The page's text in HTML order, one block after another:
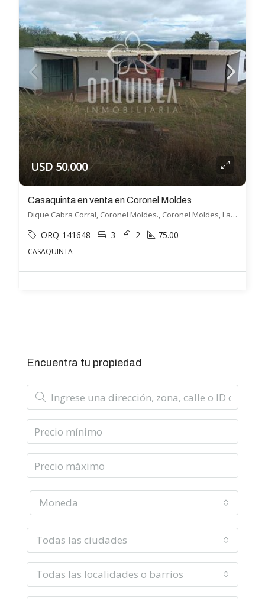
USD 50.000
Casaquinta en venta en Coronel Moldes
Dique Cabra Corral, Coronel Moldes., Coronel Moldes, La Viña
ORQ-141648 3 2 75.00
CASAQUINTA
Encuentra tu propiedad
Moneda
Todas las ciudades
Todas las localidades o barrios